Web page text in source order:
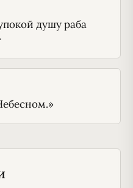
душу раба